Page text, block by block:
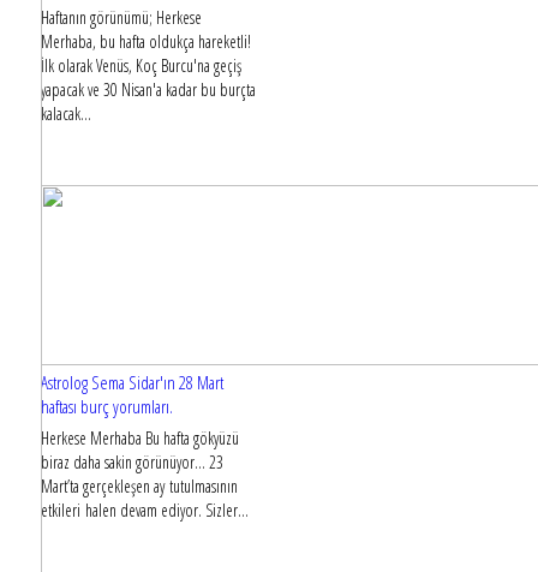
Haftanın görünümü; Herkese
Merhaba, bu hafta oldukça hareketli!
İlk olarak Venüs, Koç Burcu'na geçiş
yapacak ve 30 Nisan'a kadar bu burçta
kalacak...
Astrolog Sema Sidar'ın 28 Mart
haftası burç yorumları.
Herkese Merhaba Bu hafta gökyüzü
biraz daha sakin görünüyor... 23
Mart’ta gerçekleşen ay tutulmasının
etkileri halen devam ediyor. Sizler...